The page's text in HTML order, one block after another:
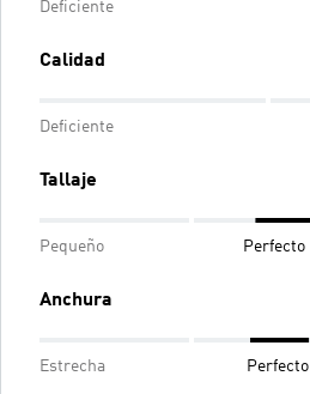
Deficiente
Calidad
Deficiente
Tallaje
Pequeño Perfecto
Anchura
Estrecha Perfecto